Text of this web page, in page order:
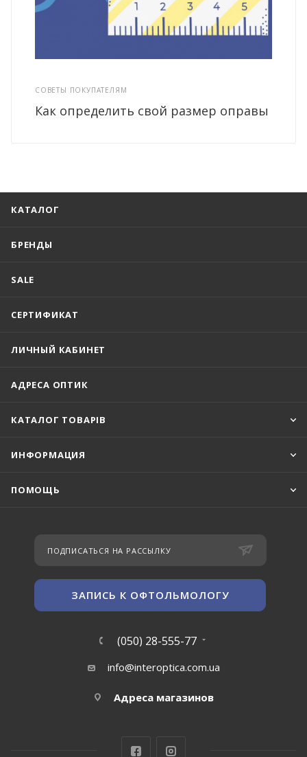
СОВЕТЫ ПОКУПАТЕЛЯМ
Как определить свой размер оправы
КАТАЛОГ
БРЕНДЫ
SALE
СЕРТИФИКАТ
ЛИЧНЫЙ КАБИНЕТ
АДРЕСА ОПТИК
КАТАЛОГ ТОВАРІВ
ИНФОРМАЦИЯ
ПОМОЩЬ
ПОДПИСАТЬСЯ НА РАССЫЛКУ
ЗАПИСЬ К ОФТОЛЬМОЛОГУ
(050) 28-555-77
info@interoptica.com.ua
Адреса магазинов